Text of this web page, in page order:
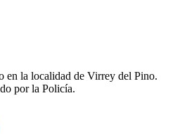
en la localidad de Virrey del Pino.
por la Policía.